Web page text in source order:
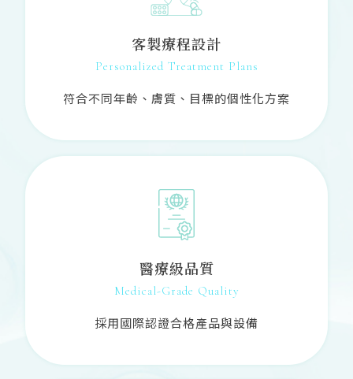
客製療程設計
Personalized Treatment Plans
符合不同年齡、膚質、目標的個性化方案
醫療級品質
Medical-Grade Quality
採用國際認證合格產品與設備